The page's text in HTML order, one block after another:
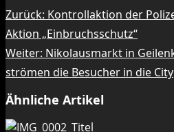
Zurück: Kontrollaktion der
Aktion „Einbruchsschutz“
Weiter: Nikolausmarkt in
strömen die Besucher in die City
Ähnliche Artikel